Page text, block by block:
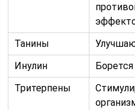
Танины
Инулин
Тритерпены